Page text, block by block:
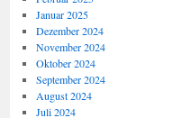
Januar 2025
Dezember 2024
November 2024
Oktober 2024
September 2024
August 2024
Juli 2024